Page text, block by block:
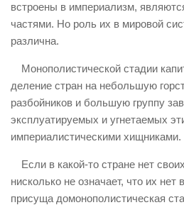
встроены в империализм,
частями. Но роль их в мировой
различна.
Монополистической стадии
деление стран на небольшую
разбойников и большую группу
эксплуатируемых и угнетаемых
империалистическими хищниками.
Если в какой-то стране нет
нисколько не означает, что их
присуща домонополистическая